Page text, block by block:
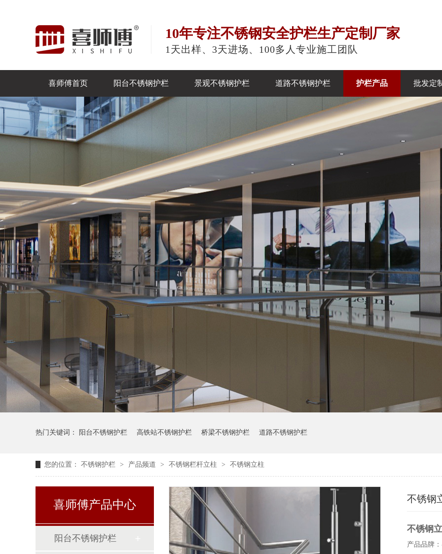
10年专注不锈钢安全护栏生产定制厂家
1天出样、3天进场、100多人专业施工团队
喜师傅首页 阳台不锈钢护栏 景观不锈钢护栏 道路不锈钢护栏 护栏产品 批发定
热门关键词： 阳台不锈钢护栏 高铁站不锈钢护栏 桥梁不锈钢护栏 道路不锈钢护栏
您的位置： 不锈钢护栏 > 产品频道 > 不锈钢栏杆立柱 > 不锈钢立柱
不锈钢
不锈钢
产品品牌
喜师傅产品中心
阳台不锈钢护栏